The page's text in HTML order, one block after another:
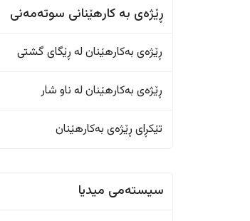
ڕێژەى به کارهێنانی سوتەمەنی
ڕێژەى بەکارهێنان له ڕێگای گشتی
ڕێژەى بەکارهێنان له ناو شار
تێکڕای ڕێژەى بەکارهێنان
سیستەمی میدیا